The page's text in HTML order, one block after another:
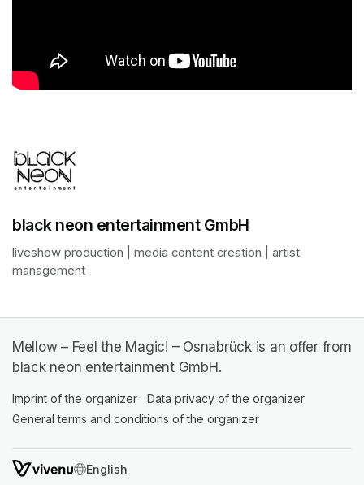
black neon entertainment GmbH
liveshow production | media content creation | artist
management
Mellow – Feel the Magic! – Osnabrück is an offer from
black neon entertainment GmbH.
Imprint of the organizer (opens in a new tab)
Data privacy of the organizer
General terms and conditions of the organizer
SWITCH LANGUAGE